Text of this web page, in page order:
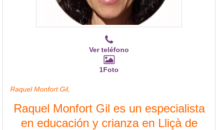
Ver teléfono
1Foto
Raquel Monfort Gil,
Raquel Monfort Gil es un especialista
en educación y crianza en Lliçà de